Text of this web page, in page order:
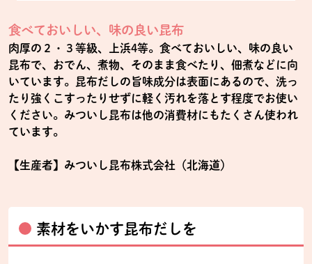
食べておいしい、味の良い昆布
肉厚の２・３等級、上浜4等。食べておいしい、味の良い
昆布で、おでん、煮物、そのまま食べたり、佃煮などに向
いています。昆布だしの旨味成分は表面にあるので、洗っ
たり強くこすったりせずに軽く汚れを落とす程度でお使い
ください。みついし昆布は他の消費材にもたくさん使われ
ています。
【生産者】みついし昆布株式会社（北海道）
素材をいかす昆布だしを